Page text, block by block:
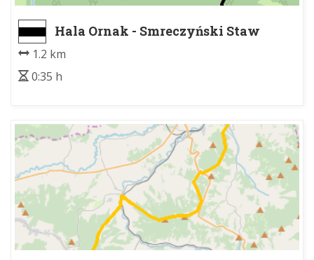
Hala Ornak - Smreczyński Staw
1.2 km
0:35 h